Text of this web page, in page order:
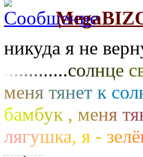
никуда я не
............солнце с
меня тянет к сол
бамбук , меня тя
лягушка, я - зелё